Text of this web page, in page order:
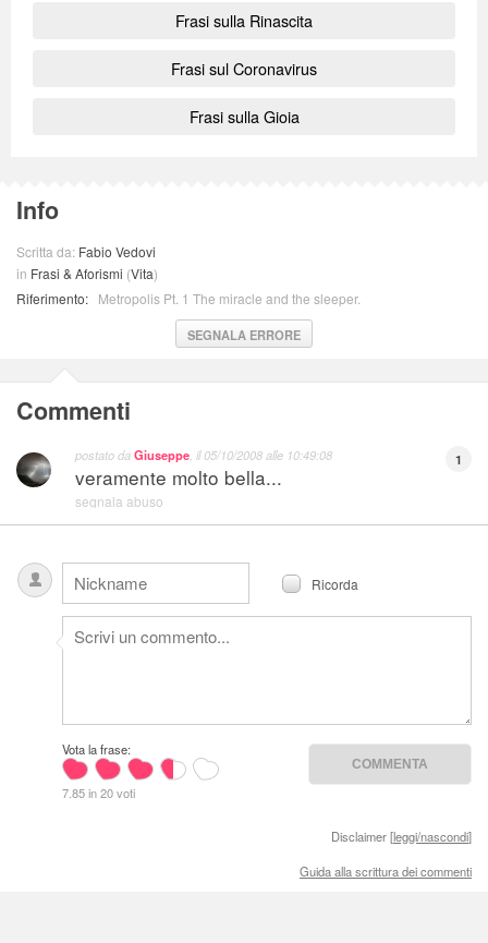
Frasi sulla Rinascita
Frasi sul Coronavirus
Frasi sulla Gioia
Info
Scritta da: Fabio Vedovi
in Frasi & Aforismi (Vita)
Riferimento: Metropolis Pt. 1 The miracle and the sleeper.
SEGNALA ERRORE
Commenti
1
postato daGiuseppe, il05/10/2008 alle 10:49:08
veramente molto bella...
segnala abuso
Ricorda
Vota la frase:
7.85 in 20 voti
Disclaimer [leggi/nascondi]
Guida alla scrittura dei commenti